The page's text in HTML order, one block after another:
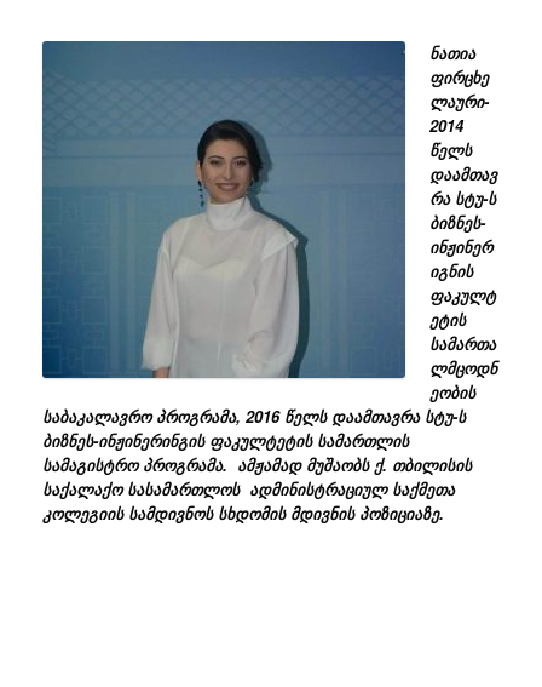
ნათია
ფირცხე
ლაური-
2014
წელს
დაამთავ
რა სტუ-ს
ბიზნეს-
ინჟინერ
იგნის
ფაკულტ
ეტის
სამართა
ლმცოდნ
ეობის
საბაკალავრო პროგრამა, 2016 წელს დაამთავრა სტუ-ს
ბიზნეს-ინჟინერინგის ფაკულტეტის სამართლის
სამაგისტრო პროგრამა. ამჟამად მუშაობს ქ. თბილისის
საქალაქო სასამართლოს ადმინისტრაციულ საქმეთა
კოლეგიის სამდივნოს სხდომის მდივნის პოზიციაზე.